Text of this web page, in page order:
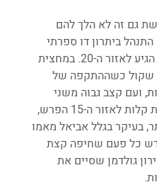
גם זה לא הלך להם
התנהל ביתרון דו ספרתי
גבוה שעוד במחצית הראשונה הגיע לאזור ה-20. במחצית
שקול כשההתקפה של
ועם קצב גבוה משני
הצדדים. אבל פרט להתקרבויות קלות לאזור ה-15 הפרש,
בעיקר בגלל אביאל מאמו
כל פעם שחיפה קצת
גולדמן שסיים את